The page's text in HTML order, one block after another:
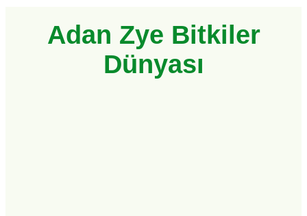
Adan Zye Bitkiler
Dünyası